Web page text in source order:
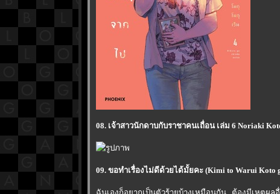
08. เจ้าสาวนักดาบกับราชาคนเถื่อน เล่ม 6 Noriaki
09. ขอทำเรื่องไม่ดีด้วยได้มั้ยคะ (Kimi to Warui Koto